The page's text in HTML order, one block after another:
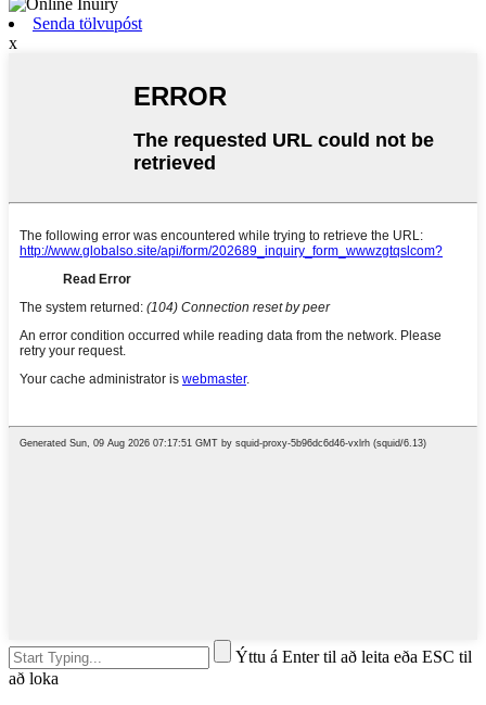
Senda tölvupóst
x
Ýttu á Enter til að leita eða ESC til
að loka